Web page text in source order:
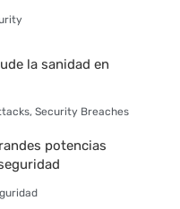
la sanidad en
,Security Breaches
potencias